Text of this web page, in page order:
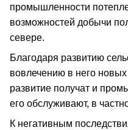
промышленности
возможностей добычи
севере.
Благодаря развитию
вовлечению в него
развитие получат и
его обслуживают, в
К негативным